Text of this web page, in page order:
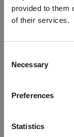
provided to them
of their services.
Selection
Necessary
Preferences
Statistics
associazione
Rallo, già
Il neoeletto
Resta